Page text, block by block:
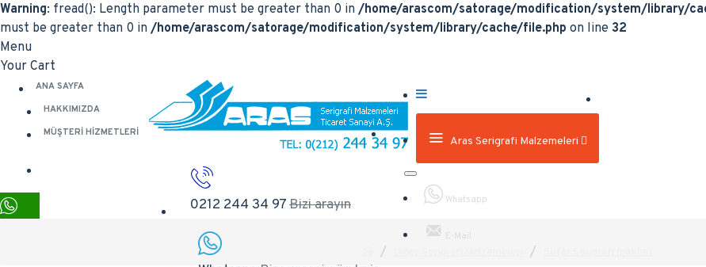
Warning: fread(): Length parameter must be greater than 0 in /home/arascom/satorage/modification/system/library/
must be greater than 0 in /home/arascom/satorage/modification/system/library/cache/file.php on line 32
Menu
Your Cart
ANA SAYFA
HAKKIMIZDA
MÜŞTERI HIZMETLERI
0212 244 34 97Bizi arayın
Aras Serigrafi Malzemeleri
Whatsapp
E-Mail